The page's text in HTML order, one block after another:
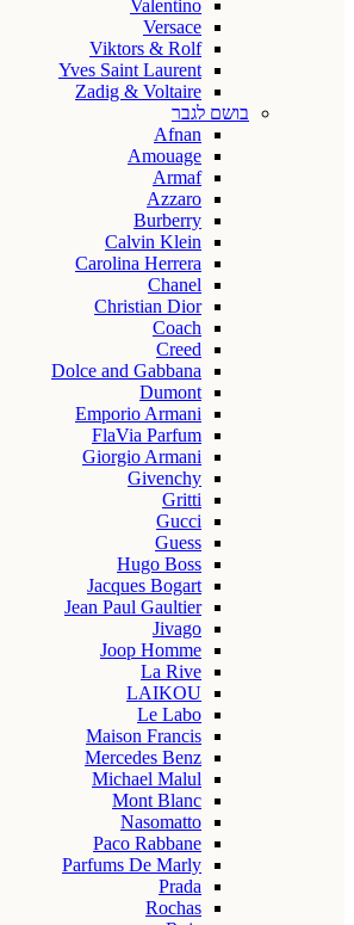
Valentino
Versace
Viktors & Rolf
Yves Saint Laurent
Zadig & Voltaire
בושם לגבר
Afnan
Amouage
Armaf
Azzaro
Burberry
Calvin Klein
Carolina Herrera
Chanel
Christian Dior
Coach
Creed
Dolce and Gabbana
Dumont
Emporio Armani
FlaVia Parfum
Giorgio Armani
Givenchy
Gritti
Gucci
Guess
Hugo Boss
Jacques Bogart
Jean Paul Gaultier
Jivago
Joop Homme
La Rive
LAIKOU
Le Labo
Maison Francis
Mercedes Benz
Michael Malul
Mont Blanc
Nasomatto
Paco Rabbane
Parfums De Marly
Prada
Rochas